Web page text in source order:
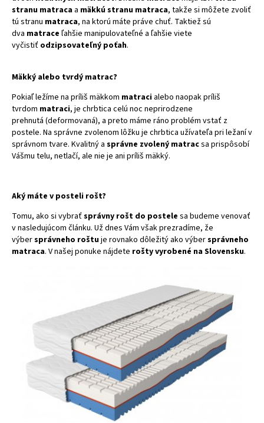
stranu matraca a mäkkú stranu matraca, takže si môžete zvoliť
tú stranu matraca, na ktorú máte práve chuť. Taktiež sú
dva matrace ľahšie manipulovateľné a ľahšie viete
vyčistiť odzipsovateľný poťah.
Mäkký alebo tvrdý matrac?
Pokiaľ ležíme na príliš mäkkom matraci alebo naopak príliš
tvrdom matraci, je chrbtica celú noc neprirodzene
prehnutá (deformovaná), a preto máme ráno problém vstať z
postele. Na správne zvolenom lôžku je chrbtica užívateľa pri ležaní v
správnom tvare. Kvalitný a správne zvolený matracsa prispôsobí
Vášmu telu, netlačí, ale nie je ani príliš mäkký.
Aký máte v posteli rošt?
Tomu, ako si vybraťsprávny rošt do postele sa budeme venovať
v nasledujúcom článku. Už dnes Vám však prezradíme, že
výbersprávneho roštuje rovnako dôležitý ako výbersprávneho
matraca. V našej ponuke nájdete rošty vyrobené na Slovensku.